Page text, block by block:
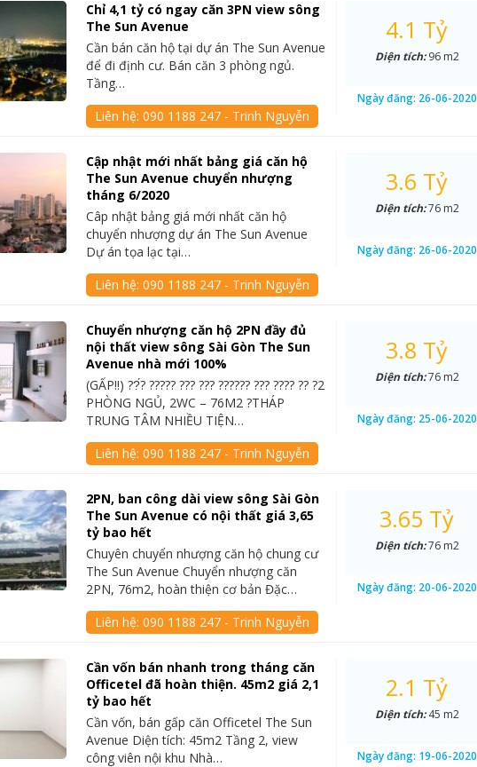
Chỉ 4,1 tỷ có ngay căn 3PN view sông
The Sun Avenue
Cần bán căn hộ tại dự án The Sun Avenue
để đi định cư. Bán căn 3 phòng ngủ.
Tầng…
Liên hệ:090 1188 247 - Trinh Nguyễn
4.1 Tỷ
Diện tích:96 m2
Ngày đăng: 26-06-2020
Cập nhật mới nhất bảng giá căn hộ
The Sun Avenue chuyển nhượng
tháng 6/2020
Câp nhật bảng giá mới nhất căn hộ
chuyển nhượng dự án The Sun Avenue
Dự án tọa lạc tại…
Liên hệ:090 1188 247 - Trinh Nguyễn
3.6 Tỷ
Diện tích:76 m2
Ngày đăng: 26-06-2020
Chuyển nhượng căn hộ 2PN đầy đủ
nội thất view sông Sài Gòn The Sun
Avenue nhà mới 100%
(GẤP‼️) ??́? ????? ??? ??? ?????? ??? ???? ?? ?2
PHÒNG NGỦ, 2WC – 76M2 ?THÁP
TRUNG TÂM NHIỀU TIỆN…
Liên hệ:090 1188 247 - Trinh Nguyễn
3.8 Tỷ
Diện tích:76 m2
Ngày đăng: 25-06-2020
2PN, ban công dài view sông Sài Gòn
The Sun Avenue có nội thất giá 3,65
tỷ bao hết
Chuyên chuyển nhượng căn hộ chung cư
The Sun Avenue Chuyển nhượng căn
2PN, 76m2, hoàn thiện cơ bản Đặc…
Liên hệ:090 1188 247 - Trinh Nguyễn
3.65 Tỷ
Diện tích:76 m2
Ngày đăng: 20-06-2020
Cần vốn bán nhanh trong tháng căn
Officetel đã hoàn thiện. 45m2 giá 2,1
tỷ bao hết
Cần vốn, bán gấp căn Officetel The Sun
Avenue Diện tích: 45m2 Tầng 2, view
công viên nội khu Nhà…
2.1 Tỷ
Diện tích:45 m2
Ngày đăng: 19-06-2020